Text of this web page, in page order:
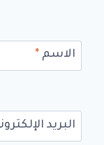
الاسم *
البريد